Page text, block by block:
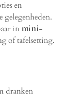
en
gelegenheden.
in mini-
of tafelsetting.
dranken